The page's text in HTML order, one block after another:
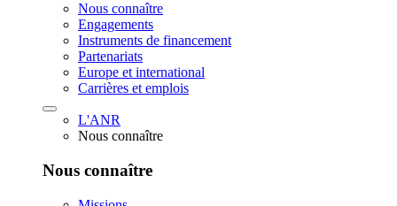
Nous connaître
Engagements
Instruments de financement
Partenariats
Europe et international
Carrières et emplois
L'ANR
Nous connaître
Nous connaître